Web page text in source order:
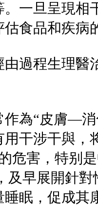
一旦呈現相
食品和疾病
過程生理醫
作為“皮膚—
干涉干與，
危害，特别
及早展開針
睡眠，促成其